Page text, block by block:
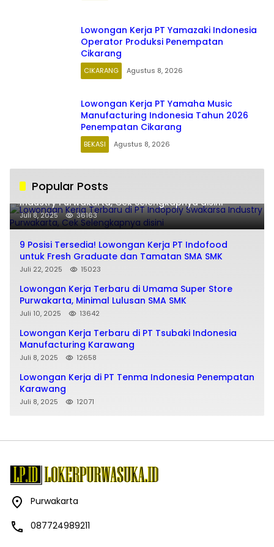
Lowongan Kerja PT Yamazaki Indonesia
Operator Produksi Penempatan
Cikarang
CIKARANG Agustus 8, 2026
Lowongan Kerja PT Yamaha Music
Manufacturing Indonesia Tahun 2026
Penempatan Cikarang
BEKASI Agustus 8, 2026
Popular Posts
Lowongan Kerja Terbaru di PT Indopoly Swakarsa
Industry Purwakarta, Cek Selengkapnya disini
Juli 8, 2025 36163
9 Posisi Tersedia! Lowongan Kerja PT Indofood
untuk Fresh Graduate dan Tamatan SMA SMK
Juli 22, 2025 15023
Lowongan Kerja Terbaru di Umama Super Store
Purwakarta, Minimal Lulusan SMA SMK
Juli 10, 2025 13642
Lowongan Kerja Terbaru di PT Tsubaki Indonesia
Manufacturing Karawang
Juli 8, 2025 12658
Lowongan Kerja di PT Tenma Indonesia Penempatan
Karawang
Juli 8, 2025 12071
Purwakarta
087724989211